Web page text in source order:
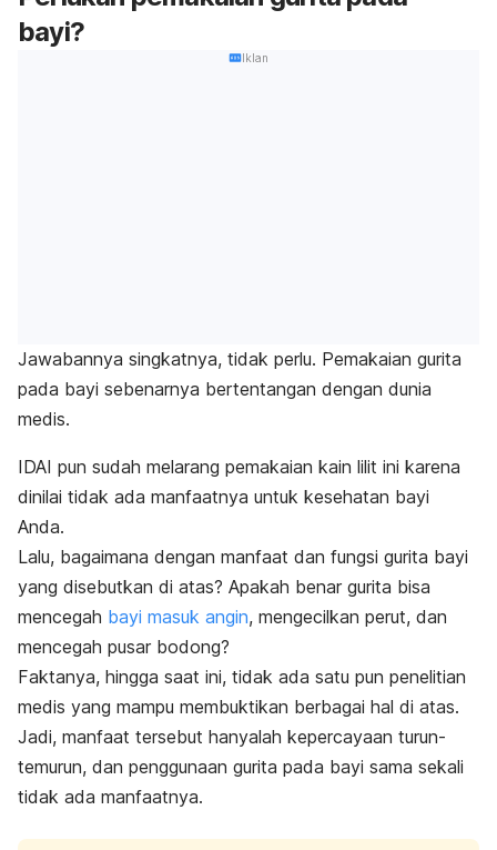
bayi?
Iklan
Jawabannya singkatnya, tidak perlu. Pemakaian gurita
pada bayi sebenarnya bertentangan dengan dunia
medis.
IDAI pun sudah melarang pemakaian kain lilit ini karena
dinilai tidak ada manfaatnya untuk kesehatan bayi
Anda.
Lalu, bagaimana dengan manfaat dan fungsi gurita bayi
yang disebutkan di atas? Apakah benar gurita bisa
mencegah bayi masuk angin, mengecilkan perut, dan
mencegah pusar bodong?
Faktanya, hingga saat ini, tidak ada satu pun penelitian
medis yang mampu membuktikan berbagai hal di atas.
Jadi, manfaat tersebut hanyalah kepercayaan turun-
temurun, dan penggunaan gurita pada bayi sama sekali
tidak ada manfaatnya.